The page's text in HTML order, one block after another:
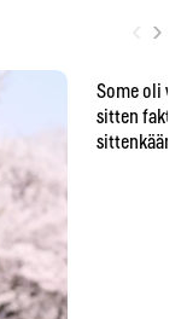
›
Some oli
sitten
sittenkään